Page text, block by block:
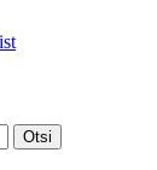
Otsi